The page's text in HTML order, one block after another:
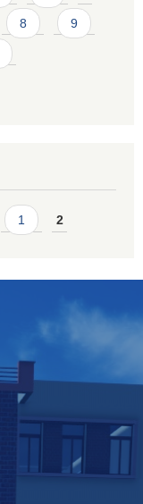
8 9
1 2